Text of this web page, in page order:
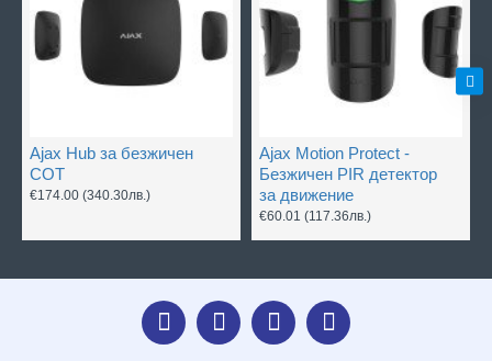
Ajax Hub за безжичен
СОТ
€174.00 (340.30лв.)
Ajax Motion Protect -
Безжичен PIR детектор
за движение
€60.01 (117.36лв.)